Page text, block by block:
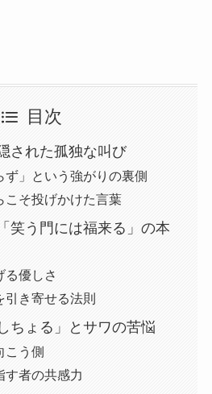
目次
された孤独な叫び
ず」という強がりの裏側
こそ投げかけた言葉
笑う門には福来る」の本
る優しさ
引き寄せる法則
ちょる」とサワの苦悩
こう側
す者の共感力